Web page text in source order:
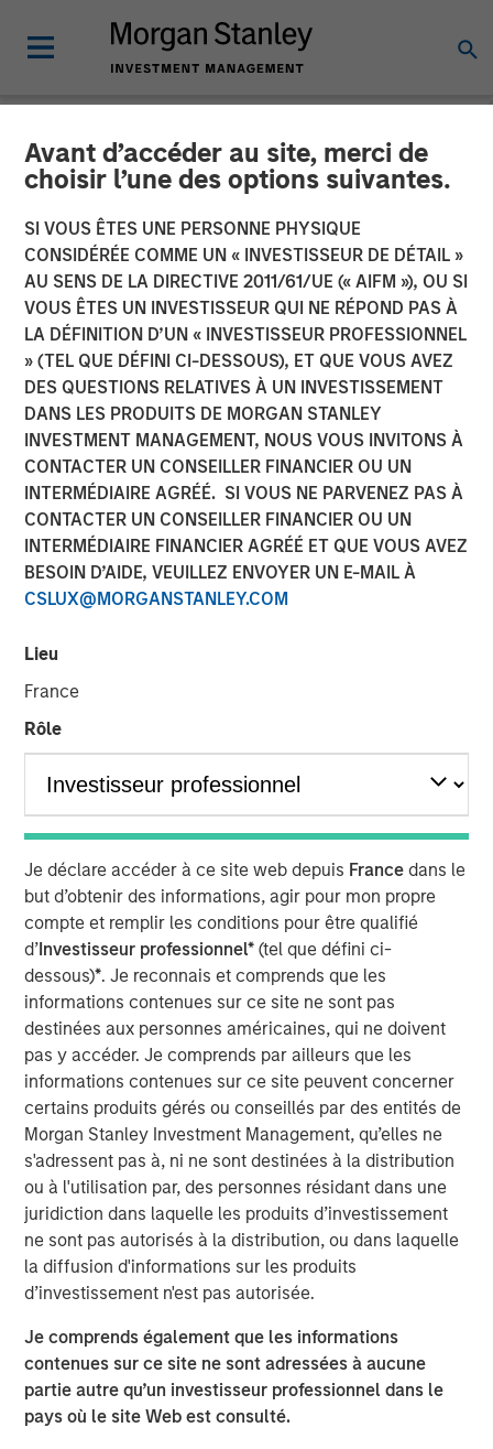
Avant d’accéder au site, merci de
choisir l’une des options suivantes.
SI VOUS ÊTES UNE PERSONNE PHYSIQUE
CONSIDÉRÉE COMME UN « INVESTISSEUR DE DÉTAIL »
AU SENS DE LA DIRECTIVE 2011/61/UE (« AIFM »), OU SI
VOUS ÊTES UN INVESTISSEUR QUI NE RÉPOND PAS À
LA DÉFINITION D’UN « INVESTISSEUR PROFESSIONNEL
» (TEL QUE DÉFINI CI-DESSOUS), ET QUE VOUS AVEZ
DES QUESTIONS RELATIVES À UN INVESTISSEMENT
DANS LES PRODUITS DE MORGAN STANLEY
INVESTMENT MANAGEMENT, NOUS VOUS INVITONS À
CONTACTER UN CONSEILLER FINANCIER OU UN
INTERMÉDIAIRE AGRÉÉ. SI VOUS NE PARVENEZ PAS À
CONTACTER UN CONSEILLER FINANCIER OU UN
INTERMÉDIAIRE FINANCIER AGRÉÉ ET QUE VOUS AVEZ
BESOIN D’AIDE, VEUILLEZ ENVOYER UN E-MAIL À
CSLUX@MORGANSTANLEY.COM
Lieu
France
Rôle
Je déclare accéder à ce site web depuis France dans le
but d’obtenir des informations, agir pour mon propre
compte et remplir les conditions pour être qualifié
d’Investisseur professionnel*(tel que défini ci-
dessous)*. Je reconnais et comprends que les
informations contenues sur ce site ne sont pas
destinées aux personnes américaines, qui ne doivent
pas y accéder. Je comprends par ailleurs que les
informations contenues sur ce site peuvent concerner
certains produits gérés ou conseillés par des entités de
Morgan Stanley Investment Management, qu’elles ne
s'adressent pas à, ni ne sont destinées à la distribution
ou à l'utilisation par, des personnes résidant dans une
juridiction dans laquelle les produits d’investissement
ne sont pas autorisés à la distribution, ou dans laquelle
la diffusion d'informations sur les produits
d’investissement n'est pas autorisée.
Je comprends également que les informations
contenues sur ce site ne sont adressées à aucune
partie autre qu’un investisseur professionnel dans le
pays où le site Web est consulté.
NEWSROOM
Visionary Integration
Professionals Secures
Morgan Stanley Investment
08 NOVEMBRE 2018
FOLSOM, CA — November 8, 2018
Visionary Integration Professionals (VIP) today
announced an investment by Morgan Stanley Credit
growth of VIP and its wholly-owned subsidiary, Meridian
Stanley Credit Partners’ investments typically target
positions, strong management teams, and EBITDA
(earnings before interest, tax, depreciation and
amortization) of $10 million and above.
VIP is an industry-leading technology firm providing tech-
enabled business solutions, IT managed services, and
management consulting serving both government and
commercial customers nationwide. VIP’s wholly-owned
subsidiary, Meridian, is a leader in enterprise cloud-
based learning management software delivering proven
scalability and some of the largest global deployments in
the industry.
“VIP and Meridian are poised to capture greater market
share,” said Jonna Ward, CEO of VIP and Meridian. “We
are excited to work with the team at Morgan Stanley
Credit Partners. Having the financial and strategic
support of these sophisticated investors validates the
market opportunity and accelerates our momentum as a
company.”
VIP provides industry-leading system integration,
management consulting, and technology deployment
solutions. VIP helps clients strengthen mission outcomes